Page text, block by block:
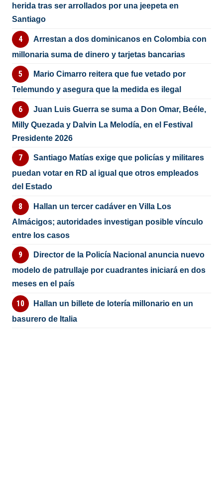
herida tras ser arrollados por una jeepeta en
Santiago
Arrestan a dos dominicanos en Colombia con
millonaria suma de dinero y tarjetas bancarias
Mario Cimarro reitera que fue vetado por
Telemundo y asegura que la medida es ilegal
Juan Luis Guerra se suma a Don Omar, Beéle,
Milly Quezada y Dalvin La Melodía, en el Festival
Presidente 2026
Santiago Matías exige que policías y militares
puedan votar en RD al igual que otros empleados
del Estado
Hallan un tercer cadáver en Villa Los
Almácigos; autoridades investigan posible vínculo
entre los casos
Director de la Policía Nacional anuncia nuevo
modelo de patrullaje por cuadrantes iniciará en dos
meses en el país
Hallan un billete de lotería millonario en un
basurero de Italia